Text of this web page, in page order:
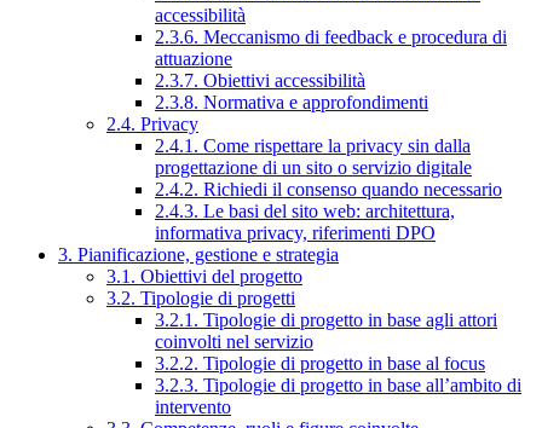
accessibilità
2.3.6. Meccanismo di feedback e procedura di
attuazione
2.3.7. Obiettivi accessibilità
2.3.8. Normativa e approfondimenti
2.4. Privacy
2.4.1. Come rispettare la privacy sin dalla
progettazione di un sito o servizio digitale
2.4.2. Richiedi il consenso quando necessario
2.4.3. Le basi del sito web: architettura,
informativa privacy, riferimenti DPO
3. Pianificazione, gestione e strategia
3.1. Obiettivi del progetto
3.2. Tipologie di progetti
3.2.1. Tipologie di progetto in base agli attori
coinvolti nel servizio
3.2.2. Tipologie di progetto in base al focus
3.2.3. Tipologie di progetto in base all’ambito di
intervento